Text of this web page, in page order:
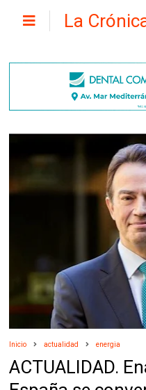
La
Inicio actualidad energia
ACTUALIDAD.